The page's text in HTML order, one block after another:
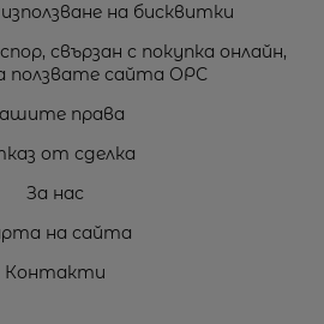
на бисквитки
свързан с покупка онлайн,
ползвате сайта ОРС
права
от сделка
За нас
на сайта
Контакти